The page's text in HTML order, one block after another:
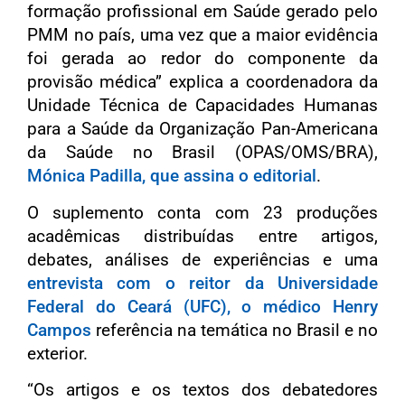
formação profissional em Saúde gerado pelo
PMM no país, uma vez que a maior evidência
foi gerada ao redor do componente da
provisão médica” explica a coordenadora da
Unidade Técnica de Capacidades Humanas
para a Saúde da Organização Pan-Americana
da Saúde no Brasil (OPAS/OMS/BRA),
Mónica Padilla, que assina o editorial.
O suplemento conta com 23 produções
acadêmicas distribuídas entre artigos,
debates, análises de experiências e uma
entrevista com o reitor da Universidade
Federal do Ceará (UFC), o médico Henry
Campos referência na temática no Brasil e no
exterior.
“Os artigos e os textos dos debatedores